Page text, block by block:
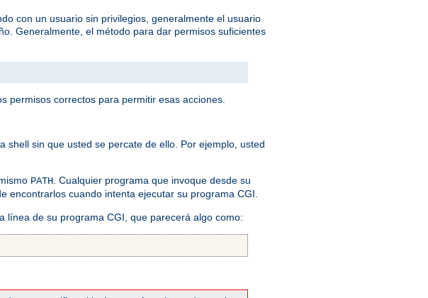
con un usuario sin privilegios, generalmente el usuario
Generalmente, el método para dar permisos suficientes
permisos correctos para permitir esas acciones.
sin que usted se percate de ello. Por ejemplo, usted
PATH. Cualquier programa que invoque desde su
encontrarlos cuando intenta ejecutar su programa CGI.
línea de su programa CGI, que parecerá algo como: